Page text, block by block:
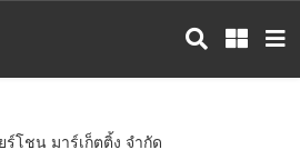
ร์โชน มาร์เก็ตติ้ง จำกัด